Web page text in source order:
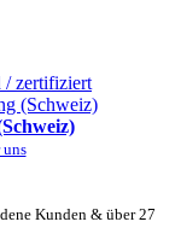
uns
Kunden & über 27